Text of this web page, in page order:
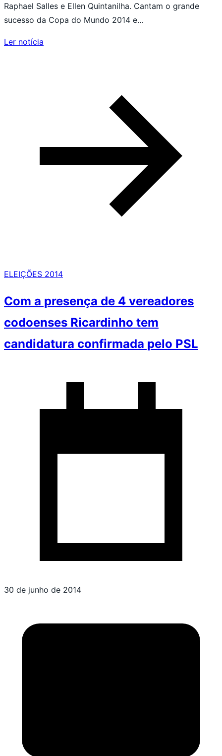
Raphael Salles e Ellen Quintanilha. Cantam o grande
sucesso da Copa do Mundo 2014 e…
Ler notícia
ELEIÇÕES 2014
Com a presença de 4 vereadores
codoenses Ricardinho tem
candidatura confirmada pelo PSL
30 de junho de 2014